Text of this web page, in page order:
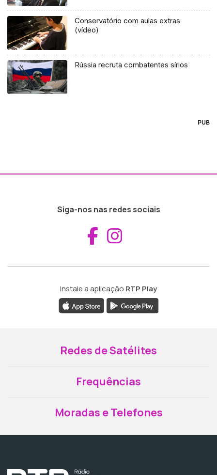
Conservatório com aulas extras
(vídeo)
Rússia recruta combatentes sírios
PUB
Siga-nos nas redes sociais
Aceder ao
Instale a aplicação RTP Play
Redes de Satélites
Frequências
Moradas e Telefones